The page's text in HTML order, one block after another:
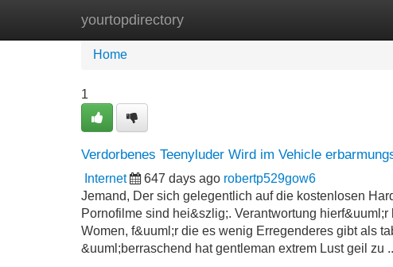
yourtopdirectory
Home New Site Listings
Home
1
Verdorbenes Teenyluder Wird im Vehicle
Internet 647 days ago robertp529gow6
Jemand, Der sich gelegentlich auf die kostenlosen
Pornofilme sind hei&szlig;. Verantwortung
Women, f&uuml;r die es wenig Erregenderes gibt als
&uuml;berraschend hat gentleman extrem Lust geil zu